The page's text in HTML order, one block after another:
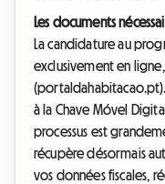
Les documents
La candidature au
exclusivement en
(portaldahabitacao.pt).
à la Chave Móvel
processus est
récupère désormais
vos données fiscales,